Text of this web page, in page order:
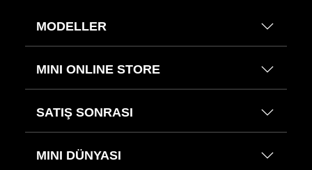
MODELLER
MINI ONLINE STORE
SATIŞ SONRASI
MINI DÜNYASI